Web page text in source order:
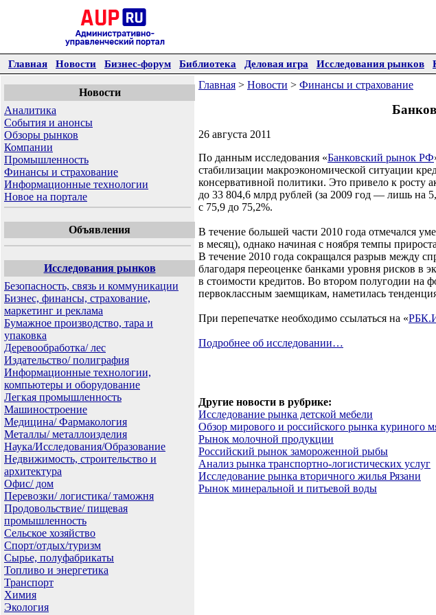
Главная Новости Бизнес-форум Библиотека Деловая игра Исследования рынков
Новости
Аналитика
События и анонсы
Обзоры рынков
Компании
Промышленность
Финансы и страхование
Информационные технологии
Новое на портале
Объявления
Исследования рынков
Безопасность, связь и коммуникации
Бизнес, финансы, страхование,
маркетинг и реклама
Бумажное производство, тара и
упаковка
Деревообработка/ лес
Издательство/ полиграфия
Информационные технологии,
компьютеры и оборудование
Легкая промышленность
Машиностроение
Медицина/ Фармакология
Металлы/ металлоизделия
Наука/Исследования/Образование
Недвижимость, строительство и
архитектура
Офис/ дом
Перевозки/ логистика/ таможня
Продовольствие/ пищевая
промышленность
Сельское хозяйство
Спорт/отдых/туризм
Сырье, полуфабрикаты
Топливо и энергетика
Транспорт
Химия
Экология
Главная > Новости > Финансы и страхование
26 августа 2011
По данным исследования «Банковский рынок РФ
стабилизации макроэкономической ситуации
консервативной политики. Это привело к росту
до 33 804,6 млрд рублей (за 2009 год — лишь на
с 75,9 до 75,2%.
В течение большей части 2010 года отмечался
в месяц), однако начиная с ноября темпы
В течение 2010 года сокращался разрыв между
благодаря переоценке банками уровня рисков в
в стоимости кредитов. Во втором полугодии на
первоклассным заемщикам, наметилась
При перепечатке необходимо ссылаться на «
Подробнее об исследовании…
Другие новости в рубрике:
Исследование рынка детской мебели
Обзор мирового и российского рынка куриного
Рынок молочной продукции
Российский рынок замороженной рыбы
Анализ рынка транспортно-логистических услуг
Исследование рынка вторичного жилья Рязани
Рынок минеральной и питьевой воды